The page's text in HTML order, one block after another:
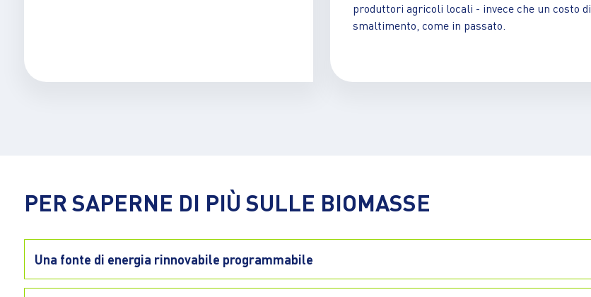
produttori agricoli locali - invece che un costo di
smaltimento, come in passato.
PER SAPERNE DI PIÙ SULLE BIOMASSE
Una fonte di energia rinnovabile programmabile